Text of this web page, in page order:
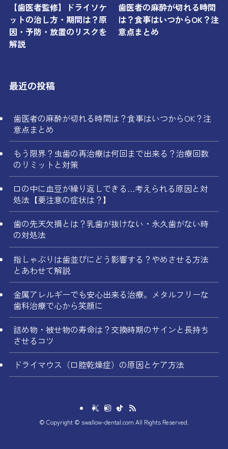
【歯医者監修】ドライソケ
ットの治し方・期間は？原
因・予防・放置のリスクを
解説
歯医者の麻酔が切れる時間
は？食事はいつからOK？注
意点まとめ
最近の投稿
歯医者の麻酔が切れる時間は？食事はいつからOK？注
意点まとめ
もう限界？虫歯の再治療は何回まで出来る？治療回数
のリミットと対策
口の中に血豆が繰り返しできる…考えられる原因と対
処法【要注意の症状は？】
歯の先天欠損とは？乳歯が抜けない・永久歯がない時
の対処法
指しゃぶりは歯並びにどう影響する？やめさせる方法
とあわせて解説
金属アレルギーでも安心出来る治療。メタルフリーな
歯科治療で心から笑顔に
詰め物・被せ物の寿命は？交換時期のサインと長持ち
させるコツ
ドライマウス（口腔乾燥症）の原因とケア方法
© Copyright © swallow-dental.com All Rights Reserved.